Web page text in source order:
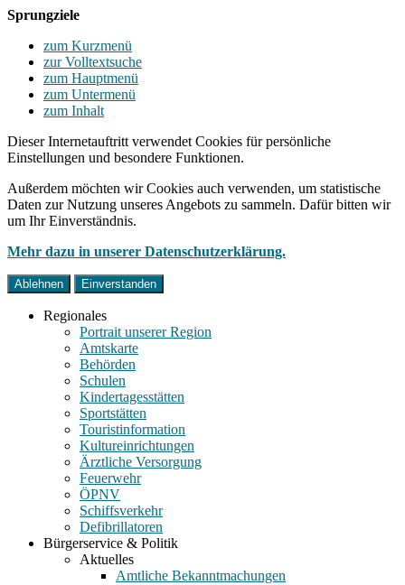
Sprungziele
zum Kurzmenü
zur Volltextsuche
zum Hauptmenü
zum Untermenü
zum Inhalt
Dieser Internetauftritt verwendet Cookies für persönliche
Einstellungen und besondere Funktionen.
Außerdem möchten wir Cookies auch verwenden, um statistische
Daten zur Nutzung unseres Angebots zu sammeln. Dafür bitten wir
um Ihr Einverständnis.
Mehr dazu in unserer Datenschutzerklärung.
Ablehnen Einverstanden
Regionales
Portrait unserer Region
Amtskarte
Behörden
Schulen
Kindertagesstätten
Sportstätten
Touristinformation
Kultureinrichtungen
Ärztliche Versorgung
Feuerwehr
ÖPNV
Schiffsverkehr
Defibrillatoren
Bürgerservice & Politik
Aktuelles
Amtliche Bekanntmachungen